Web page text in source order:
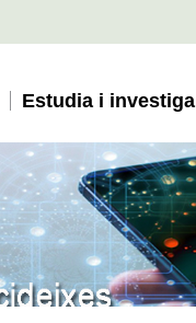
Estudia i investiga